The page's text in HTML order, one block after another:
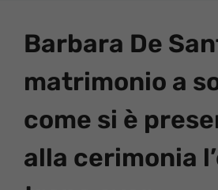
Barbara De
matrimonio a
come si è
alla cerimonia